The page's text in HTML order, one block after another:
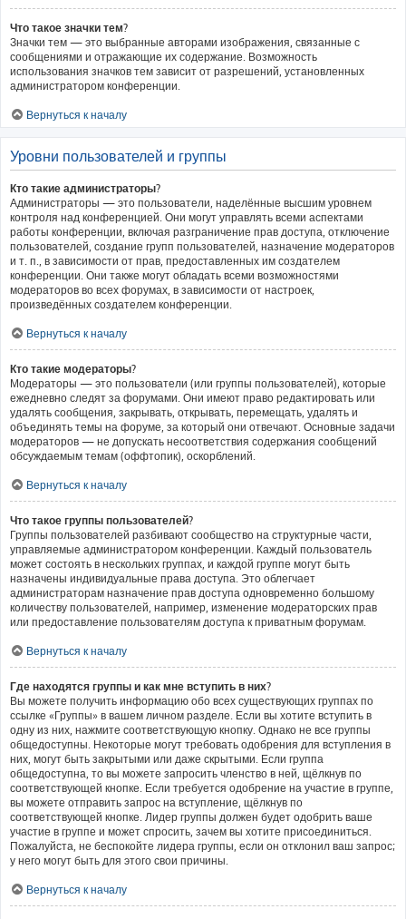
Что такое значки тем?
Значки тем — это выбранные авторами изображения, связанные с
сообщениями и отражающие их содержание. Возможность
использования значков тем зависит от разрешений, установленных
администратором конференции.
Вернуться к началу
Уровни пользователей и группы
Кто такие администраторы?
Администраторы — это пользователи, наделённые высшим уровнем
контроля над конференцией. Они могут управлять всеми аспектами
работы конференции, включая разграничение прав доступа, отключение
пользователей, создание групп пользователей, назначение модераторов
и т. п., в зависимости от прав, предоставленных им создателем
конференции. Они также могут обладать всеми возможностями
модераторов во всех форумах, в зависимости от настроек,
произведённых создателем конференции.
Вернуться к началу
Кто такие модераторы?
Модераторы — это пользователи (или группы пользователей), которые
ежедневно следят за форумами. Они имеют право редактировать или
удалять сообщения, закрывать, открывать, перемещать, удалять и
объединять темы на форуме, за который они отвечают. Основные задачи
модераторов — не допускать несоответствия содержания сообщений
обсуждаемым темам (оффтопик), оскорблений.
Вернуться к началу
Что такое группы пользователей?
Группы пользователей разбивают сообщество на структурные части,
управляемые администратором конференции. Каждый пользователь
может состоять в нескольких группах, и каждой группе могут быть
назначены индивидуальные права доступа. Это облегчает
администраторам назначение прав доступа одновременно большому
количеству пользователей, например, изменение модераторских прав
или предоставление пользователям доступа к приватным форумам.
Вернуться к началу
Где находятся группы и как мне вступить в них?
Вы можете получить информацию обо всех существующих группах по
ссылке «Группы» в вашем личном разделе. Если вы хотите вступить в
одну из них, нажмите соответствующую кнопку. Однако не все группы
общедоступны. Некоторые могут требовать одобрения для вступления в
них, могут быть закрытыми или даже скрытыми. Если группа
общедоступна, то вы можете запросить членство в ней, щёлкнув по
соответствующей кнопке. Если требуется одобрение на участие в группе,
вы можете отправить запрос на вступление, щёлкнув по
соответствующей кнопке. Лидер группы должен будет одобрить ваше
участие в группе и может спросить, зачем вы хотите присоединиться.
Пожалуйста, не беспокойте лидера группы, если он отклонил ваш запрос;
у него могут быть для этого свои причины.
Вернуться к началу